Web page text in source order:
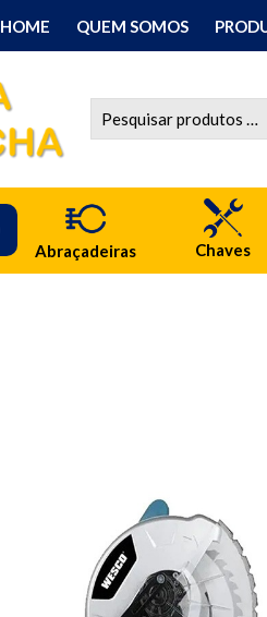
HOME QUEM SOMOS
Abraçadeiras Chaves